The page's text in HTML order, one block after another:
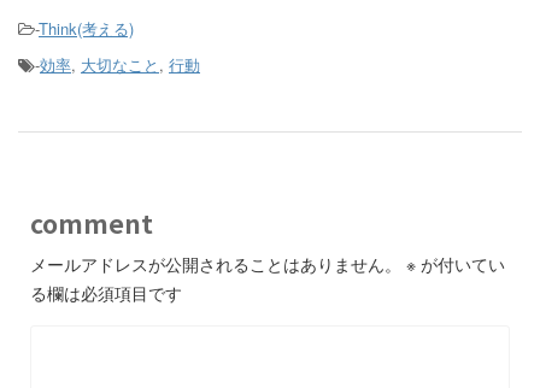
-Think(考える)
-効率, 大切なこと , 行動
comment
メールアドレスが公開されることはありません。 ※ が付いてい
る欄は必須項目です